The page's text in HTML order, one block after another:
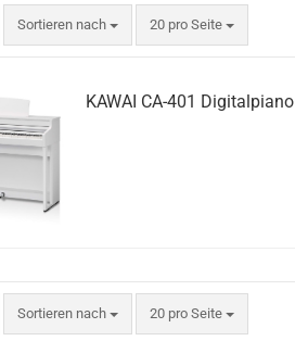
Sortieren nach
Sortieren nach 20 pro Seite
pro Seite
KAWAI CA-401
Sortieren nach
Sortieren nach 20 pro Seite
pro Seite